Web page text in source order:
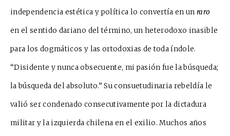
independencia estética y política lo convertía en unraro
en el sentido dariano del término, un heterodoxo inasible
para los dogmáticos y las ortodoxias de toda índole.
“Disidente y nunca obsecuente, mi pasión fue la búsqueda;
la búsqueda del absoluto.” Su consuetudinaria rebeldía le
valió ser condenado consecutivamente por la dictadura
militar y la izquierda chilena en el exilio. Muchos años